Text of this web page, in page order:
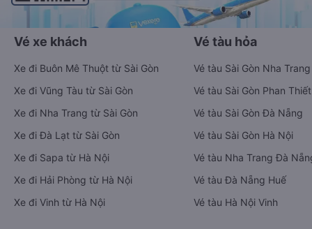
Vé xe khách
Xe đi Buôn Mê Thuột từ Sài Gòn
Xe đi Vũng Tàu từ Sài Gòn
Xe đi Nha Trang từ Sài Gòn
Xe đi Đà Lạt từ Sài Gòn
Xe đi Sapa từ Hà Nội
Xe đi Hải Phòng từ Hà Nội
Xe đi Vinh từ Hà Nội
Vé tàu hỏa
Vé tàu Sài Gòn Nha Trang
Vé tàu Sài Gòn Phan Thiết
Vé tàu Sài Gòn Đà Nẵng
Vé tàu Sài Gòn Hà Nội
Vé tàu Nha Trang Đà
Vé tàu Đà Nẵng Huế
Vé tàu Hà Nội Vinh